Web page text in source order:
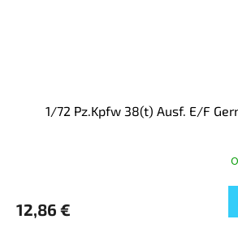
1/72 Pz.Kpfw 38(t) Ausf. E/F
12,86 €